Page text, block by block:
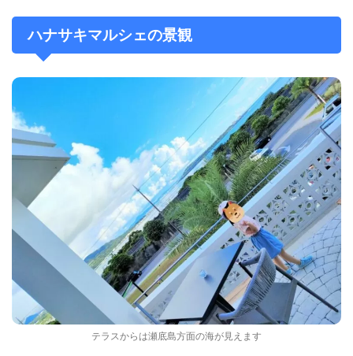
ハナサキマルシェの景観
テラスからは瀬底島方面の海が見えます